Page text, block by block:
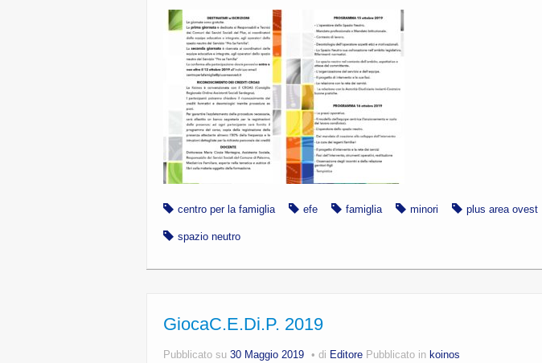
centro per la famiglia efe famiglia minori plus area ovest
spazio neutro
GiocaC.E.Di.P. 2019
Pubblicato su 30 Maggio 2019 di Editore Pubblicato in koinos